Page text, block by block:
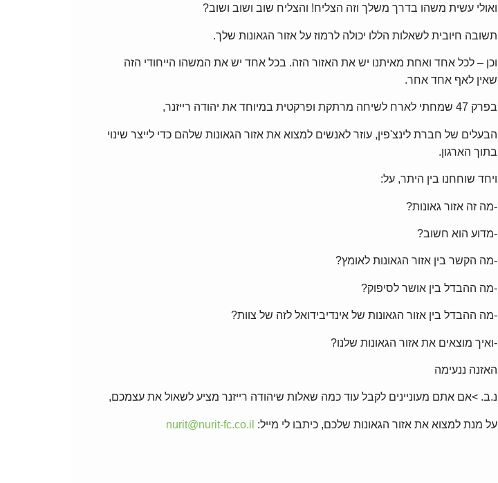
ואולי עשית משהו בדרך משלך וזה הצליח! והצליח שוב ושוב ושוב?
תשובה חיובית לשאלות הללו יכולה לרמוז על אזור הגאונות שלך.
וכן – לכל אחד ואחת מאיתנו יש את האזור הזה. בכל אחד יש את המשהו הייחודי הזה
שאין לאף אחד אחר.
בפרק 47 שמחתי לארח לשיחה מרתקת ופרקטית במיוחד את יהודה רייזנר,
הבעלים של חברת לינצ'פין, עוזר לאנשים למצוא את אזור הגאונות שלהם כדי לייצר שינוי
בתוך הארגון.
ויחד שוחחנו בין היתר, על:
-מה זה אזור גאונות?
-מדוע הוא חשוב?
-מה הקשר בין אזור הגאונות לאומץ?
-מה ההבדל בין אושר לסיפוק?
-מה ההבדל בין אזור הגאונות של אינדיבידואל לזה של צוות?
-ואיך מוצאים את אזור הגאונות שלנו?
האזנה ננעימה
נ.ב. >אם אתם מעוניינים לקבל עוד כמה שאלות שיהודה רייזנר מציע לשאול את עצמכם,
על מנת למצוא את אזור הגאונות שלכם, כיתבו לי מייל: nurit@nurit-fc.co.il